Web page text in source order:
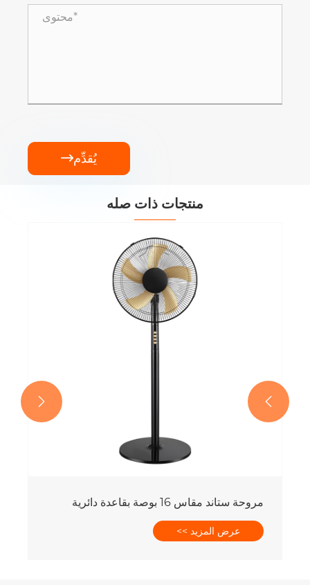
يُقدِّم
منتجات ذات صله
مروحة ستاند مقاس 16 بوصة بقاعدة دائرية
عرض المزيد >>

